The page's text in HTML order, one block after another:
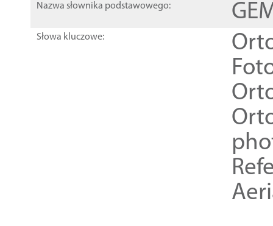
Nazwa słownika podstawowego:
Słowa kluczowe: